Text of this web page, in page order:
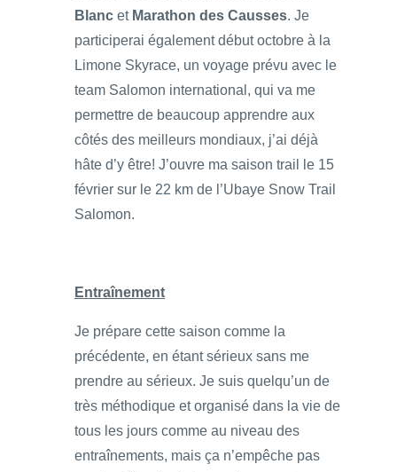
Blanc et Marathon des Causses. Je
participerai également début octobre à la
Limone Skyrace, un voyage prévu avec le
team Salomon international, qui va me
permettre de beaucoup apprendre aux
côtés des meilleurs mondiaux, j’ai déjà
hâte d’y être! J’ouvre ma saison trail le 15
février sur le 22 km de l’Ubaye Snow Trail
Salomon.
Entraînement
Je prépare cette saison comme la
précédente, en étant sérieux sans me
prendre au sérieux. Je suis quelqu’un de
très méthodique et organisé dans la vie de
tous les jours comme au niveau des
entraînements, mais ça n’empêche pas